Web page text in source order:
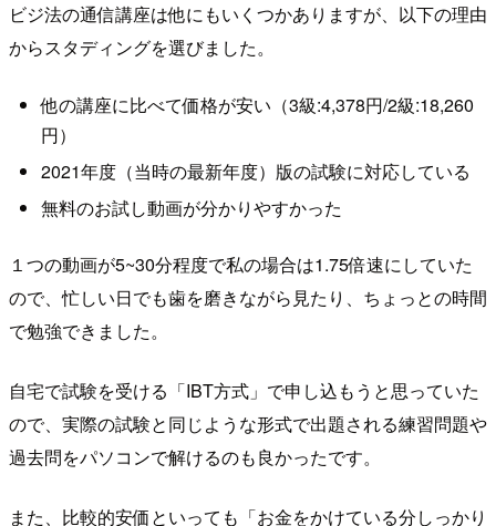
ビジ法の通信講座は他にもいくつかありますが、以下の理由
からスタディングを選びました。
他の講座に比べて価格が安い（3級:4,378円/2級:18,260
円）
2021年度（当時の最新年度）版の試験に対応している
無料のお試し動画が分かりやすかった
１つの動画が5~30分程度で私の場合は1.75倍速にしていた
ので、忙しい日でも歯を磨きながら見たり、ちょっとの時間
で勉強できました。
自宅で試験を受ける「IBT方式」で申し込もうと思っていた
ので、実際の試験と同じような形式で出題される練習問題や
過去問をパソコンで解けるのも良かったです。
また、比較的安価といっても「お金をかけている分しっかり